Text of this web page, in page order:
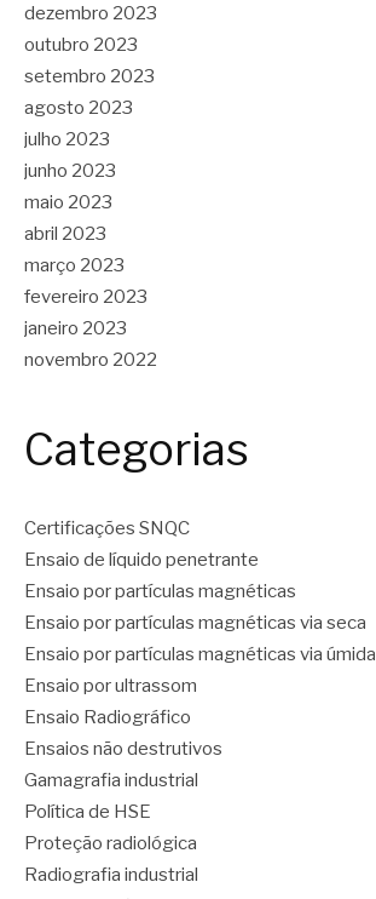
dezembro 2023
outubro 2023
setembro 2023
agosto 2023
julho 2023
junho 2023
maio 2023
abril 2023
março 2023
fevereiro 2023
janeiro 2023
novembro 2022
Categorias
Certificações SNQC
Ensaio de líquido penetrante
Ensaio por partículas magnéticas
Ensaio por partículas magnéticas via seca
Ensaio por partículas magnéticas via úmida
Ensaio por ultrassom
Ensaio Radiográfico
Ensaios não destrutivos
Gamagrafia industrial
Política de HSE
Proteção radiológica
Radiografia industrial